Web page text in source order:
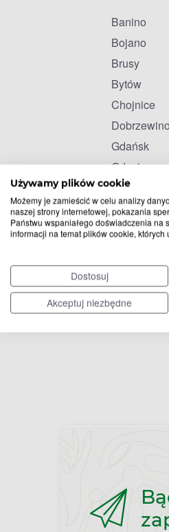
Używamy plików cookie
Możemy je zamieścić w celu analizy
naszej strony internetowej, pokazania
Państwu wspaniałego doświadczenia na
informacji na temat plików cookie, których
Dostosuj
Akceptuj niezbędne
Banino
Bojano
Brusy
Bytów
Chojnice
Dobrzewino
Gdańsk
Gdynia
Gościcino
Gowidlino